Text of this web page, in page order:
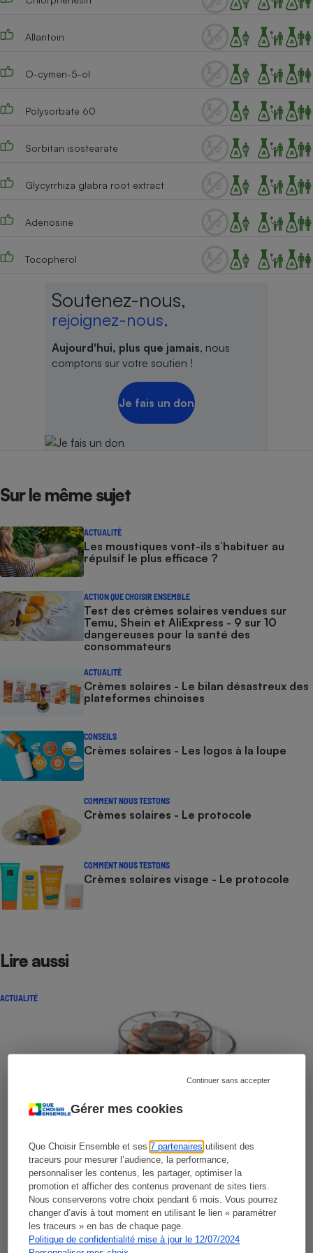
Gérer mes cookies
Que Choisir Ensemble et ses7 partenaires utilisent des
traceurs pour mesurer l’audience, la performance,
personnaliser les contenus, les partager, optimiser la
promotion et afficher des contenus provenant de sites tiers.
Nous conserverons votre choix pendant 6 mois. Vous pourrez
changer d’avis à tout moment en utilisant le lien « paramétrer
les traceurs » en bas de chaque page.
Politique de confidentialité mise à jour le 12/07/2024
Continuer sans accepter
Allantoin
O-cymen-5-ol
Polysorbate 60
Sorbitan isostearate
Glycyrrhiza glabra root extract
Adenosine
Tocopherol
Soutenez-nous,
rejoignez-nous,
Aujourd'hui, plus que jamais, nous
comptons sur votre soutien !
Je fais un don
Sur le même sujet
ACTUALITÉ
Les moustiques vont-ils s’habituer au
répulsif le plus efficace ?
ACTION QUE CHOISIR ENSEMBLE
Test des crèmes solaires vendues sur
Temu, Shein et AliExpress - 9 sur 10
dangereuses pour la santé des
consommateurs
ACTUALITÉ
Crèmes solaires - Le bilan désastreux des
plateformes chinoises
CONSEILS
Crèmes solaires - Les logos à la loupe
COMMENT NOUS TESTONS
Crèmes solaires - Le protocole
COMMENT NOUS TESTONS
Crèmes solaires visage - Le protocole
Lire aussi
ACTUALITÉ